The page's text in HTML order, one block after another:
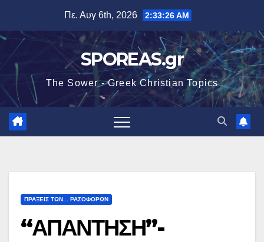
περιεχόμενο
Πε. Αυγ 6th, 2026 2:33:27 AM
SPOREAS.gr
The Sower - Greek Christian Topics
ΠΡΑΞΕΙΣ ΤΩΝ... ΡΑΣΟΦΟΡΩΝ
“ΑΠΑΝΤΗΣΗ”-